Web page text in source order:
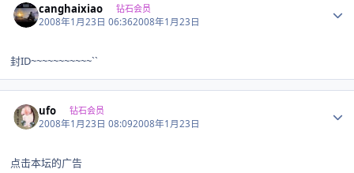
canghaixiao 钻石会员
2008年1月23日 06:362008年1月23日
封ID~~~~~~~~~~~``
ufo 钻石会员
2008年1月23日 08:092008年1月23日
点击本坛的广告